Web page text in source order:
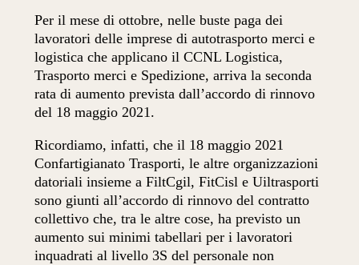
Per il mese di ottobre, nelle buste paga dei
lavoratori delle imprese di autotrasporto merci e
logistica che applicano il CCNL Logistica,
Trasporto merci e Spedizione, arriva la seconda
rata di aumento prevista dall’accordo di rinnovo
del 18 maggio 2021.
Ricordiamo, infatti, che il 18 maggio 2021
Confartigianato Trasporti, le altre organizzazioni
datoriali insieme a FiltCgil, FitCisl e Uiltrasporti
sono giunti all’accordo di rinnovo del contratto
collettivo che, tra le altre cose, ha previsto un
aumento sui minimi tabellari per i lavoratori
inquadrati al livello 3S del personale non